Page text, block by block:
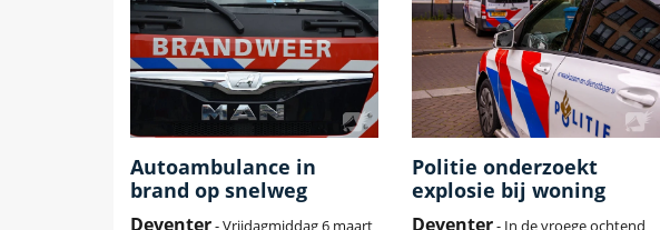
Autoambulance in
brand op snelweg
Deventer- Vrijdagmiddag 6 maart
Politie onderzoekt
explosie bij woning
Deventer- In de vroege ochtend